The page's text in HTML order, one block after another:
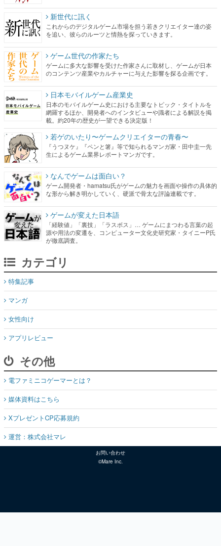
新世代に訊く
これからのデジタルゲーム市場を担う若きクリエイター達の姿
を追い、彼らのルーツと情熱を探っていきます。
ゲーム世代の作家たち
ゲームに多大な影響を受けた作家さんに取材し、ゲームが日本
のコンテンツ産業やカルチャーに与えた影響を探る企画です。
日本モバイルゲーム産業史
日本のモバイルゲーム史における主要なトピック・タイトルを
網羅するほか、開発者へのインタビューや識者による解説を掲
載。約20年の歴史が一望できる決定版！
若ゲのいたり〜ゲームクリエイターの青春〜
『うつヌケ』『ペンと箸』等で知られるマンガ家・田中圭一先
生によるゲーム業界レポートマンガです。
なんでゲームは面白い？
ゲーム開発者・hamatsu氏がゲームの魅力を画面や操作の具体的
な形から解き明かしていく、硬派で骨太な評論連載です。
ゲームが変えた日本語
「経験値」「裏技」「ラスボス」… ゲームにまつわる言葉の起
源や用法の変遷を、コンピューター文化史研究家・タイニーP氏
が徹底調査。
カテゴリ
特集記事
マンガ
女性向け
アプリレビュー
その他
電ファミニコゲーマーとは？
媒体資料はこちら
XプレゼントCP応募規約
運営：株式会社マレ
お問い合わせ
©Mare Inc.